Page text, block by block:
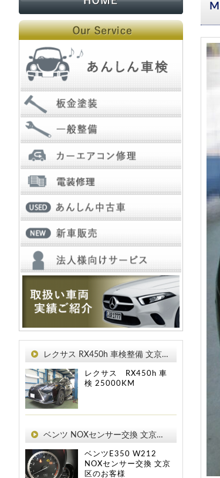
レクサス RX450h 車検整備 文京区のお客様
レクサス RX450h 車
検 25000KM
ベンツ NOXセンサー交換 文京区のお客様
ベンツE350 W212
NOXセンサー交換 文京
区のお客様